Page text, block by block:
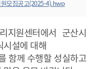
모집공고(2025-4).hwp
지원센터에서 군산시
시설에 대해
함께 수행할 성실하고